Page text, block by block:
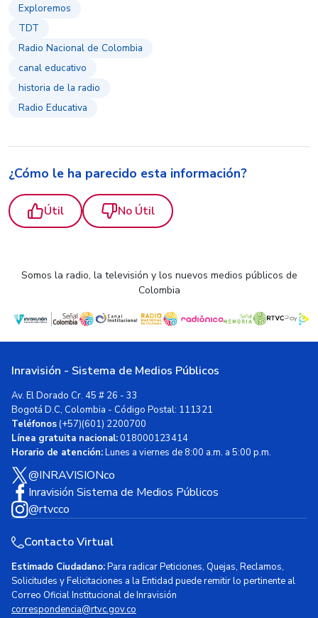
Exploremos
TDT
Radio Nacional de Colombia
canal educativo
historia de la radio
Radio Educativa
¿Cómo le ha parecido esta información?
Útil No Útil
Somos la radio, la televisión y los nuevos medios públicos de
Colombia
Inravisión - Sistema de Medios Públicos
Av. El Dorado Cr. 45 # 26 - 33
Bogotá D.C, Colombia - Código Postal: 111321
Teléfonos(+57)(601) 2200700
Línea gratuita nacional:018000123414
Horario de atención:Lunes a viernes de 8:00 a.m. a 5:00 p.m.
@INRAVISIONco
Inravisión Sistema de Medios Públicos
@rtvcco
Contacto Virtual
Estimado Ciudadano:Para radicar Peticiones, Quejas, Reclamos,
Solicitudes y Felicitaciones a la Entidad puede remitir lo pertinente al
Correo Oficial Institucional de Inravisión
correspondencia@rtvc.gov.co